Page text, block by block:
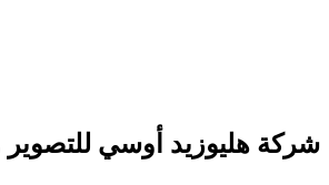
شركة هليوزيد أوسي للتصوير